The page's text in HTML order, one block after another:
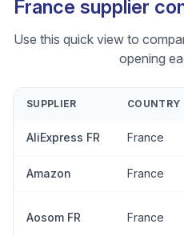
France supplier
Use this quick view to
opening
SUPPLIER COUNTRY
AliExpress FR France
Amazon France
Aosom FR France